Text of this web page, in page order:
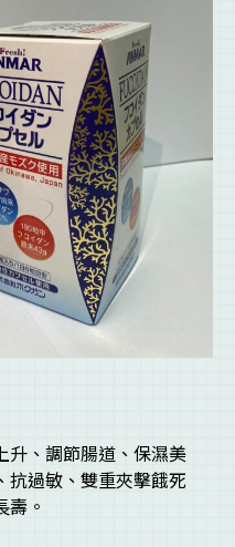
升、調節腸道、保濕美
抗過敏、雙重夾擊餓死
壽。